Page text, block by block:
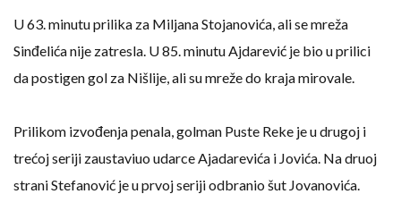
U 63. minutu prilika za Miljana Stojanovića, ali se mreža
Sinđelića nije zatresla. U 85. minutu Ajdarević je bio u prilici
da postigen gol za Nišlije, ali su mreže do kraja mirovale.
Prilikom izvođenja penala, golman Puste Reke je u drugoj i
trećoj seriji zaustaviuo udarce Ajadarevića i Jovića. Na druoj
strani Stefanović je u prvoj seriji odbranio šut Jovanovića.